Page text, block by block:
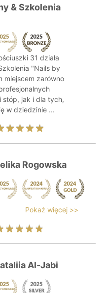
& Szkolenia
31 działa
"Nails by
miejscem zarówno
stóp, jak i dla tych,
w dziedzinie ...
Rogowska
Pokaż więcej >>
Al-Jabi